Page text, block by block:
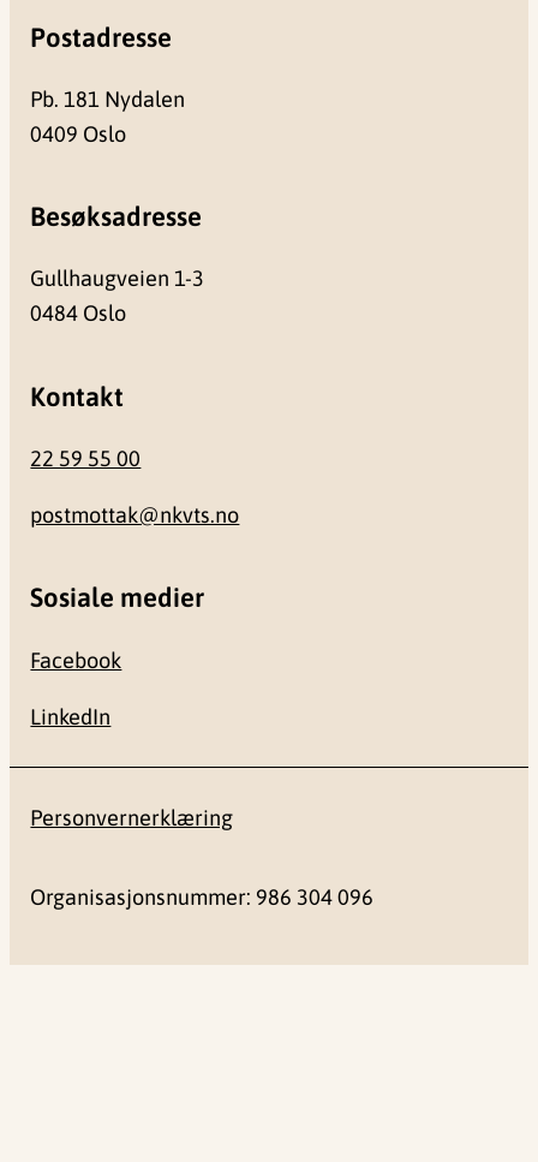
Postadresse
Pb. 181 Nydalen
0409 Oslo
Besøksadresse
Gullhaugveien 1-3
0484 Oslo
Kontakt
22 59 55 00
postmottak@nkvts.no
Sosiale medier
Facebook
LinkedIn
Personvernerklæring
Organisasjonsnummer: 986 304 096